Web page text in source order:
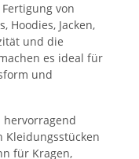
von
Hoodies, Jacken,
und die
es ideal für
und
hervorragend
Kleidungsstücken
für Kragen,